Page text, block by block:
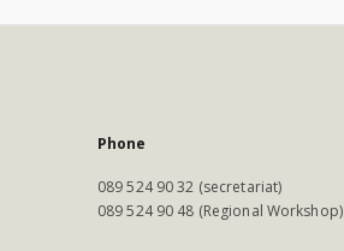
Phone
089 524 90 32 (secretariat)
089 524 90 48 (Regional Workshop)